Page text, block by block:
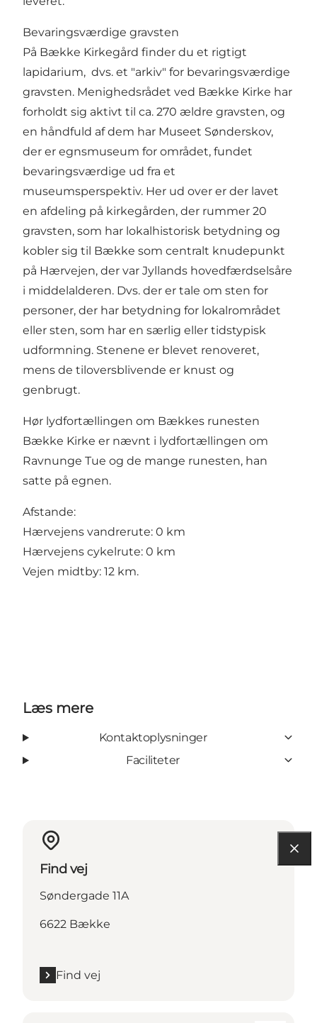
Bevaringsværdige gravsten
På Bække Kirkegård finder du et rigtigt
lapidarium, dvs. et "arkiv" for bevaringsværdige
gravsten. Menighedsrådet ved Bække Kirke har
forholdt sig aktivt til ca. 270 ældre gravsten, og
en håndfuld af dem har Museet Sønderskov,
der er egnsmuseum for området, fundet
bevaringsværdige ud fra et
museumsperspektiv. Her ud over er der lavet
en afdeling på kirkegården, der rummer 20
gravsten, som har lokalhistorisk betydning og
kobler sig til Bække som centralt knudepunkt
på Hærvejen, der var Jyllands hovedfærdselsåre
i middelalderen. Dvs. der er tale om sten for
personer, der har betydning for lokalrområdet
eller sten, som har en særlig eller tidstypisk
udformning. Stenene er blevet renoveret,
mens de tiloversblivende er knust og
genbrugt.
Hør lydfortællingen om Bækkes runesten
Bække Kirke er nævnt i lydfortællingen om
Ravnunge Tue og de mange runesten, han
satte på egnen.
Afstande:
Hærvejens vandrerute: 0 km
Hærvejens cykelrute: 0 km
Vejen midtby: 12 km.
Læs mere
Kontaktoplysninger
Faciliteter
Find vej
Søndergade 11A
6622 Bække
Find vej